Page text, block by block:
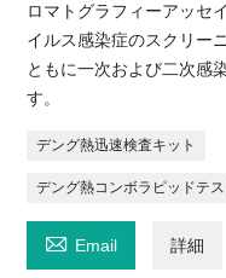
ロマトグラフィーアッセ
イルス感染症のスクリー
ともに一次および二次感
す。
デング熱迅速検査キット
デング熱コンボラピッドテ
 Email 詳細